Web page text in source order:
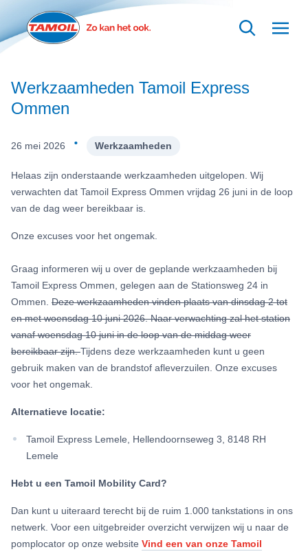
Ga naar hoofdinhoud
Werkzaamheden Tamoil Express
Ommen
26 mei 2026 · Werkzaamheden
Helaas zijn onderstaande werkzaamheden uitgelopen. Wij
verwachten dat Tamoil Express Ommen vrijdag 26 juni in de loop
van de dag weer bereikbaar is.
Onze excuses voor het ongemak.
Graag informeren wij u over de geplande werkzaamheden bij
Tamoil Express Ommen, gelegen aan de Stationsweg 24 in
Ommen. Deze werkzaamheden vinden plaats van dinsdag 2 tot
en met woensdag 10 juni 2026. Naar verwachting zal het station
vanaf woensdag 10 juni in de loop van de middag weer
bereikbaar zijn.Tijdens deze werkzaamheden kunt u geen
gebruik maken van de brandstof afleverzuilen. Onze excuses
voor het ongemak.
Alternatieve locatie:
Tamoil Express Lemele, Hellendoornseweg 3, 8148 RH
Lemele
Hebt u een Tamoil Mobility Card?
Dan kunt u uiteraard terecht bij de ruim 1.000 tankstations in ons
netwerk. Voor een uitgebreider overzicht verwijzen wij u naar de
pomplocator op onze website Vind een van onze Tamoil